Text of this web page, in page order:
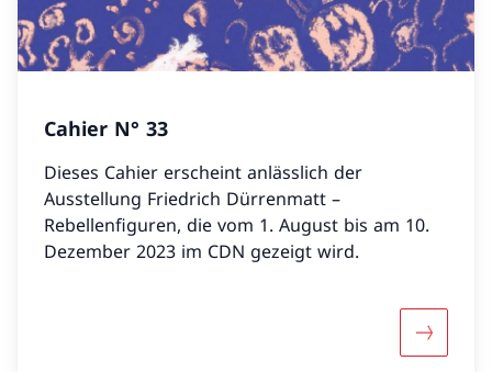
Cahier N° 33
Dieses Cahier erscheint anlässlich der
Ausstellung Friedrich Dürrenmatt –
Rebellenfiguren, die vom 1. August bis am 10.
Dezember 2023 im CDN gezeigt wird.
Mehr